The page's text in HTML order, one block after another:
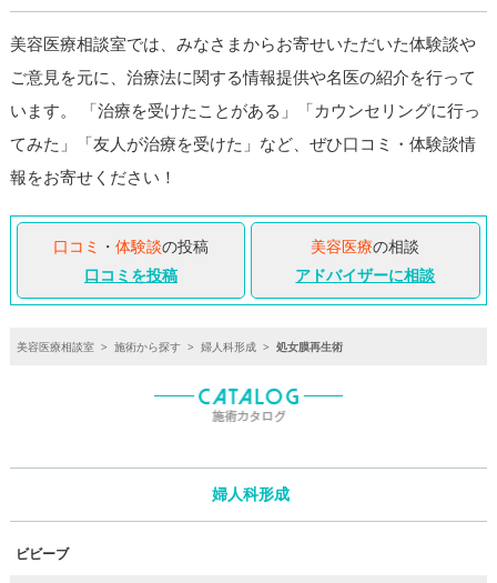
美容医療相談室では、みなさまからお寄せいただいた体験談や
ご意見を元に、治療法に関する情報提供や名医の紹介を行って
います。 「治療を受けたことがある」「カウンセリングに行っ
てみた」「友人が治療を受けた」など、ぜひ口コミ・体験談情
報をお寄せください！
口コミ ・ 体験談の投稿
口コミを投稿
美容医療の相談
アドバイザーに相談
美容医療相談室 > 施術から探す > 婦人科形成 > 処女膜再生術
婦人科形成
ビビーブ